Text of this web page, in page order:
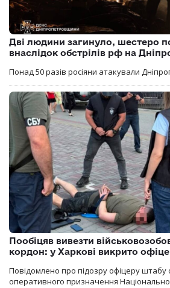
Дві людини загинуло, шестеро
внаслідок обстрілів рф на
Понад 50 разів росіяни атакували
Пообіцяв вивезти
кордон: у Харкові викрито
Повідомлено про підозру офіцеру штабу
оперативного призначення Національної